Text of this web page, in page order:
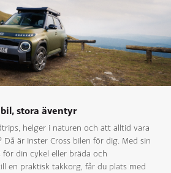
stora äventyr
helger i naturen och att alltid vara
är Inster Cross bilen för dig. Med sin
för din cykel eller bräda och
en praktisk takkorg, får du plats med